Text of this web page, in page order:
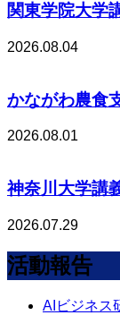
関東学院大学
2026.08.04
かながわ農食
2026.08.01
神奈川大学講
2026.07.29
活動報告
AIビジネス